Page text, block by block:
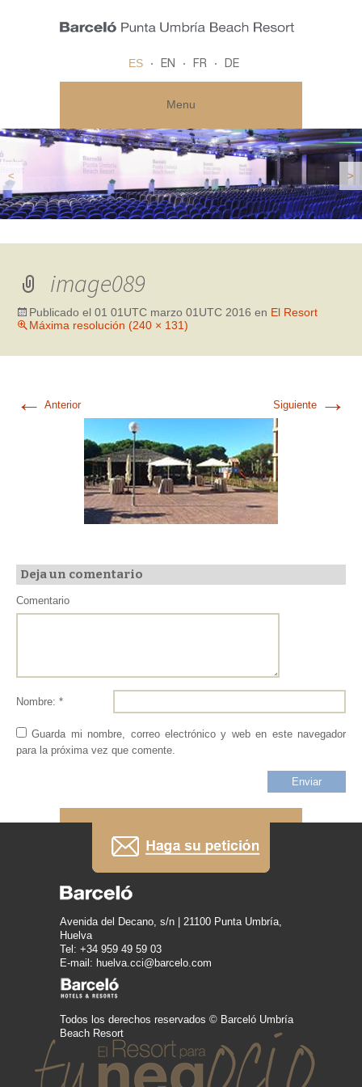
ES EN FR DE
Menu
< >
image089
Publicado el 01 01UTC marzo 01UTC 2016 en El Resort
Máxima resolución (240 × 131)
← Anterior Siguiente →
Deja un comentario
Comentario
Nombre: *
Guarda mi nombre, correo electrónico y web en este navegador
para la próxima vez que comente.
Avenida del Decano, s/n | 21100 Punta Umbría,
Huelva
Tel: +34 959 49 59 03
E-mail: huelva.cci@barcelo.com
Todos los derechos reservados © Barceló Umbría
Beach Resort